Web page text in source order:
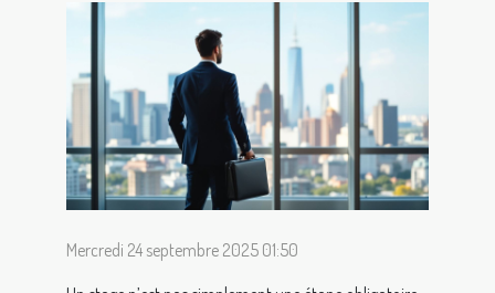
Mercredi 24 septembre 2025 01:50